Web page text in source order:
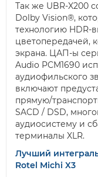
Так же UBR-X200
Dolby Vision®,
технологию HDR-
цветопередачей,
экрана. ЦАП-ы
Audio PCM1690
аудиофильского
включают
прямую/
SACD / DSD,
аудиосистему и
терминалы XLR.
Лучший
Rotel Michi X3